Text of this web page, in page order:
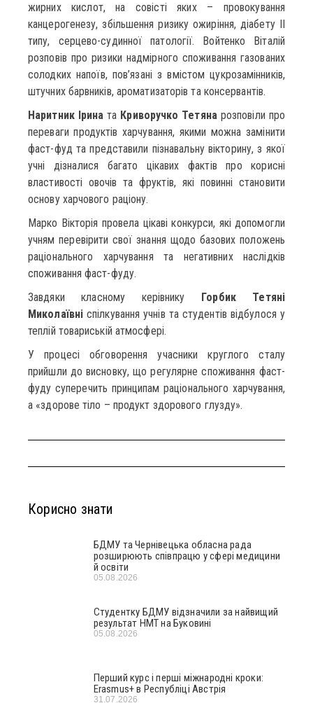
жирних кислот, на совісті яких – провокування
канцерогенезу, збільшення ризику ожиріння, діабету ІІ
типу, серцево-судинної патології. Войтенко Віталій
розповів про ризики надмірного споживання газованих
солодких напоїв, пов’язані з вмістом цукрозамінників,
штучних барвників, ароматизаторів та консервантів.
Наритник Ірината Криворучко Тетянарозповіли про
переваги продуктів харчування, якими можна замінити
фаст-фуд та представили пізнавальну вікторину, з якої
учні дізналися багато цікавих фактів про корисні
властивості овочів та фруктів, які повинні становити
основу харчового раціону.
Марко Вікторія провела цікаві конкурси, які допомогли
учням перевірити свої знання щодо базових положень
раціонального харчування та негативних наслідків
споживання фаст-фуду.
Завдяки класному керівнику Горбик Тетяні
Миколаївні спілкування учнів та студентів відбулося у
теплій товариській атмосфері.
У процесі обговорення учасники круглого сталу
прийшли до висновку, що регулярне споживання фаст-
фуду суперечить принципам раціонального харчування,
а «здорове тіло – продукт здорового глузду».
Корисно знати
БДМУ та Чернівецька обласна рада
розширюють співпрацю у сфері медицини
й освіти
05.08.2026
Студентку БДМУ відзначили за найвищий
результат НМТ на Буковині
05.08.2026
Перший курс і перші міжнародні кроки:
Erasmus+ в Республіці Австрія
31.07.2026